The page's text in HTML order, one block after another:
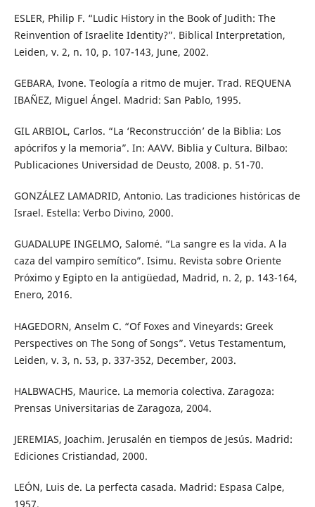
ESLER, Philip F. “Ludic History in the Book of Judith: The
Reinvention of Israelite Identity?”. Biblical Interpretation,
Leiden, v. 2, n. 10, p. 107-143, June, 2002.
GEBARA, Ivone. Teología a ritmo de mujer. Trad. REQUENA
IBAÑEZ, Miguel Ángel. Madrid: San Pablo, 1995.
GIL ARBIOL, Carlos. “La ‘Reconstrucción’ de la Biblia: Los
apócrifos y la memoria”. In: AAVV. Biblia y Cultura. Bilbao:
Publicaciones Universidad de Deusto, 2008. p. 51-70.
GONZÁLEZ LAMADRID, Antonio. Las tradiciones históricas de
Israel. Estella: Verbo Divino, 2000.
GUADALUPE INGELMO, Salomé. “La sangre es la vida. A la
caza del vampiro semítico”. Isimu. Revista sobre Oriente
Próximo y Egipto en la antigüedad, Madrid, n. 2, p. 143-164,
Enero, 2016.
HAGEDORN, Anselm C. “Of Foxes and Vineyards: Greek
Perspectives on The Song of Songs”. Vetus Testamentum,
Leiden, v. 3, n. 53, p. 337-352, December, 2003.
HALBWACHS, Maurice. La memoria colectiva. Zaragoza:
Prensas Universitarias de Zaragoza, 2004.
JEREMIAS, Joachim. Jerusalén en tiempos de Jesús. Madrid:
Ediciones Cristiandad, 2000.
LEÓN, Luis de. La perfecta casada. Madrid: Espasa Calpe,
1957.